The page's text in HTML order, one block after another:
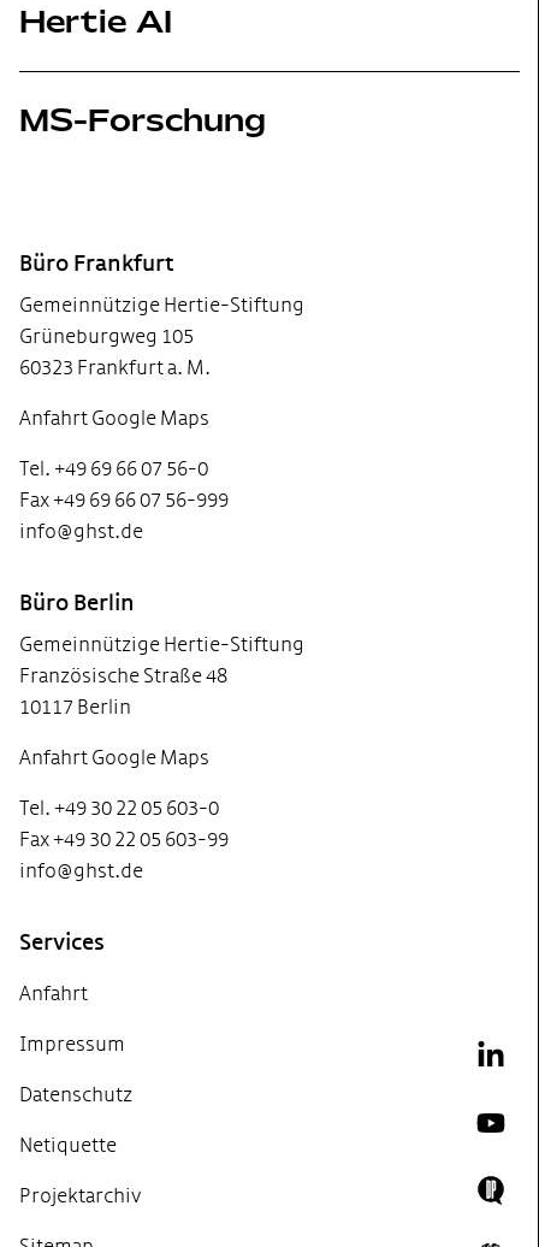
Hertie AI
MS-Forschung
Büro Frankfurt
Gemeinnützige Hertie-Stiftung
Grüneburgweg 105
60323 Frankfurt a. M.
Anfahrt Google Maps
Tel. +49 69 66 07 56-0
Fax +49 69 66 07 56-999
info@ghst.de
Büro Berlin
Gemeinnützige Hertie-Stiftung
Französische Straße 48
10117 Berlin
Anfahrt Google Maps
Tel. +49 30 22 05 603-0
Fax +49 30 22 05 603-99
info@ghst.de
Services
Anfahrt
Impressum
Datenschutz
Netiquette
Projektarchiv